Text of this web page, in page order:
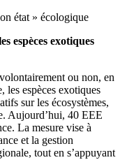
état » écologique
espèces exotiques
ou non, en
les espèces exotiques
sur les écosystèmes,
Aujourd’hui, 40 EEE
La mesure vise à
et la gestion
tout en s’appuyant